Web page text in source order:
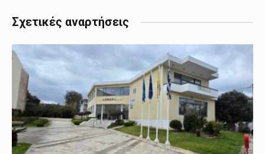
Σχετικές αναρτήσεις